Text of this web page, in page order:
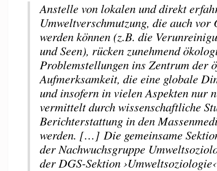
Anstelle von lokalen und direkt
Umweltverschmutzung, die auch vor
werden können (z.B. die
und Seen), rücken zunehmend
Problemstellungen ins Zentrum der
Aufmerksamkeit, die eine globale
und insofern in vielen Aspekten nur
vermittelt durch wissenschaftliche
Berichterstattung in den
werden. […] Die gemeinsame
der Nachwuchsgruppe
der DGS-­Sektion